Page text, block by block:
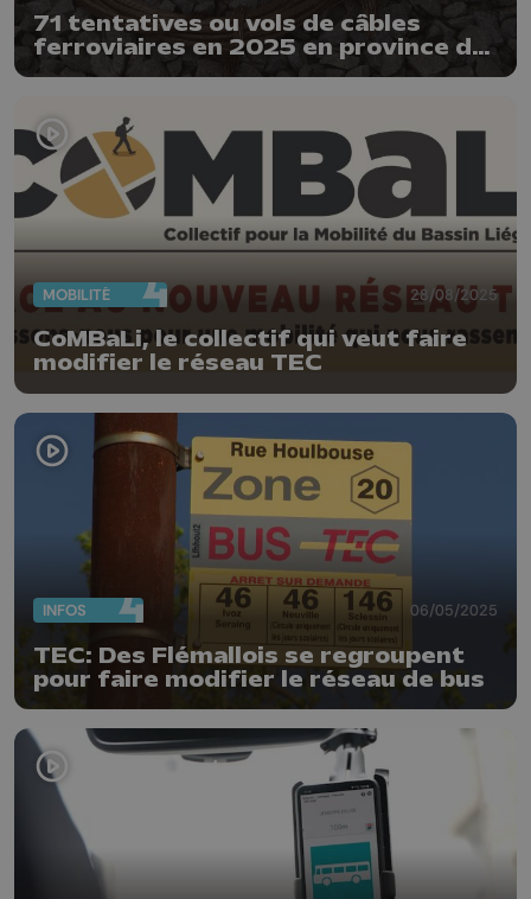
71 tentatives ou vols de câbles
ferroviaires en 2025 en province de
Liège
MOBILITÉ 28/08/2025
CoMBaLi, le collectif qui veut faire
modifier le réseau TEC
INFOS 06/05/2025
TEC: Des Flémallois se regroupent
pour faire modifier le réseau de bus